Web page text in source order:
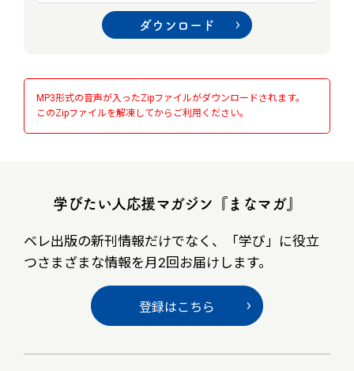
ダウンロード
MP3形式の音声が入ったZipファイルがダウンロードされます。
このZipファイルを解凍してからご利用ください。
学びたい人応援マガジン『まなマガ』
ベレ出版の新刊情報だけでなく、
「学び」に役立
つさまざまな情報を月2回お届けします。
登録はこちら